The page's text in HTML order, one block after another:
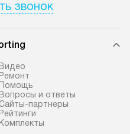
Готовые
точке слива, в
звонок
Видео
Ремонт
Помощь
Вопросы и ответы
Сайты-партнеры
Рейтинги
Комплекты